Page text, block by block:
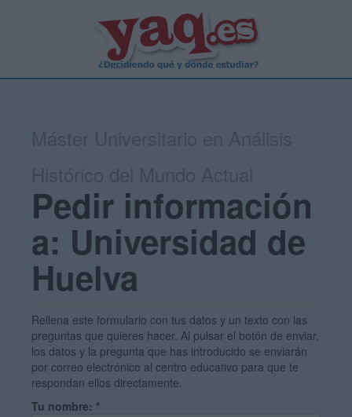
Pedir información
a: Universidad de
Huelva
Rellena este formulario con tus datos y un texto con las
preguntas que quieres hacer. Al pulsar el botón de enviar,
los datos y la pregunta que has introducido se enviarán
por correo electrónico al centro educativo para que te
respondan ellos directamente.
Tu nombre: *